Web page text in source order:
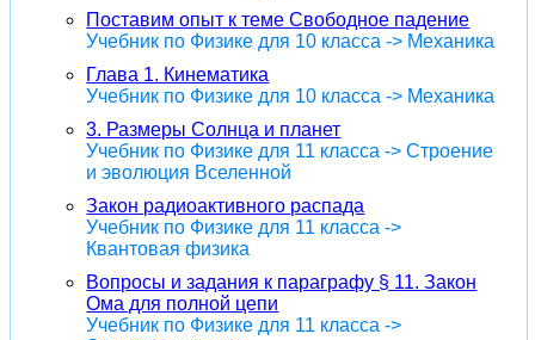
Поставим опыт к теме Свободное падение
Учебник по Физике для 10 класса -> Механика
Глава 1. Кинематика
Учебник по Физике для 10 класса -> Механика
3. Размеры Солнца и планет
Учебник по Физике для 11 класса -> Строение
и эволюция Вселенной
Закон радиоактивного распада
Учебник по Физике для 11 класса ->
Квантовая физика
Вопросы и задания к параграфу § 11. Закон
Ома для полной цепи
Учебник по Физике для 11 класса ->